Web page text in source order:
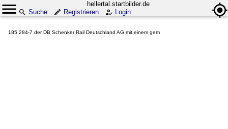
hellertal.startbilder.de
Suche
Registrieren Login
185 284-7 der DB Schenker Rail Deutschland AG mit einem gem